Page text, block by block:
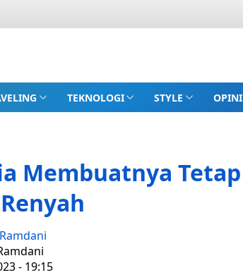
TEKNOLOGI STYLE OPINI
Membuatnya Tetap
- 19:15